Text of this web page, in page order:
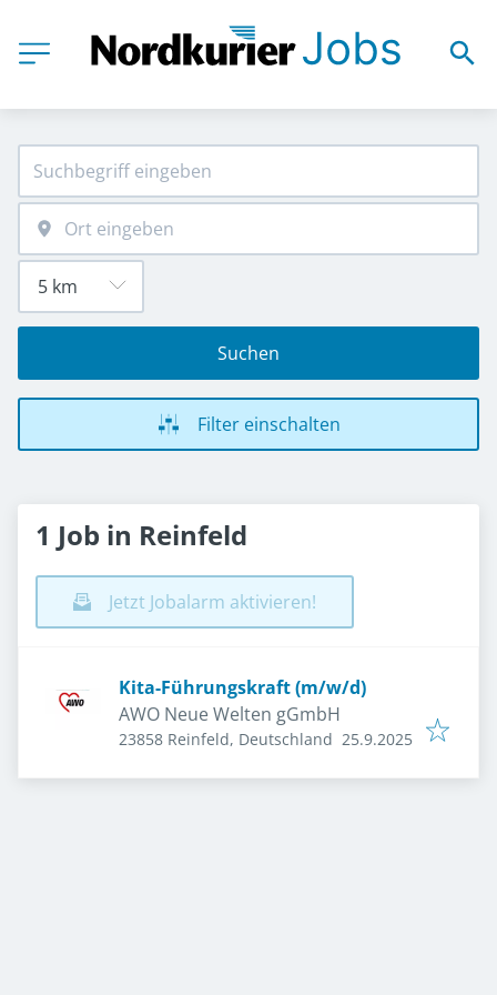
Suchen
Filter einschalten
1 Job in Reinfeld
Jetzt Jobalarm aktivieren!
Kita-Führungskraft (m/w/d)
AWO Neue Welten gGmbH
23858 Reinfeld, Deutschland Veröffentlicht:
25.9.2025